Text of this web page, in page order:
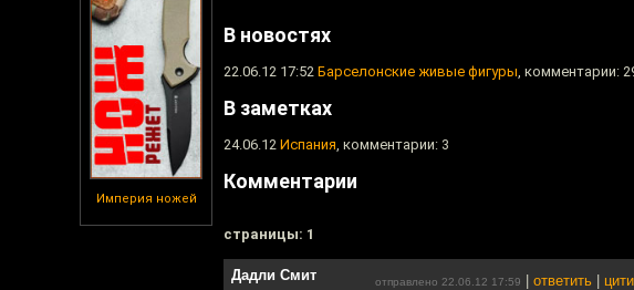
Империя ножей
В новостях
22.06.12 17:52 Барселонские живые фигуры, комментарии:
В заметках
24.06.12 Испания, комментарии: 3
Комментарии
cтраницы: 1
Дадли Смит отправлено 22.06.12 17:59 ответить